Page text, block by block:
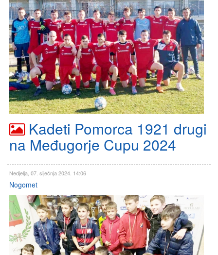
Kadeti Pomorca 1921 drugi
na Međugorje Cupu 2024
Nedjelja, 07. siječnja 2024. 14:06
Nogomet